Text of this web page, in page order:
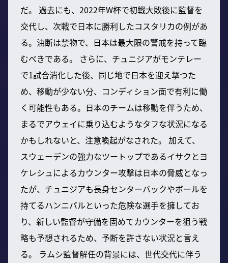
だ。 過去にも、2022年W杯で初戦大敗後に監督を
交代し、次戦で日本に勝利したコスタリカの例があ
る。油断は禁物で、日本は最大限の警戒を持って臨
むべきである。 さらに、チュニジアがモンテレー
で1試合消化した後、同じ地で日本を迎え撃つた
め、移動が少ない分、コンディション面で有利に働
く可能性もある。日本のチームは移動を伴うため、
まるでアウェイに乗り込むようなタフな状況になる
かもしれないと、注意喚起がなされた。 加えて、
スウェーデンの強力なツートップであるイサクとヨ
ケレシュによるカウンター攻撃は日本の脅威となっ
たが、チュニジアも長身センターバックやボールを
持てるハンニバルといった危険な選手を擁してお
り、新しい監督が守備を固めてカウンターを狙う戦
略も予想されるため、予断を許さない状況と言え
る。 ラムシ監督解任の背景には、世代交代に伴う